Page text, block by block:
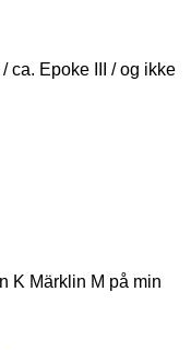
ca. Epoke III / og ikke
K Märklin M på min